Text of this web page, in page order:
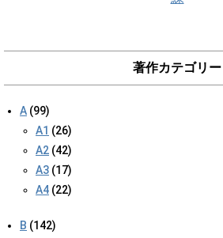
著作カテゴリー
A (99)
A1 (26)
A2 (42)
A3 (17)
A4 (22)
B (142)